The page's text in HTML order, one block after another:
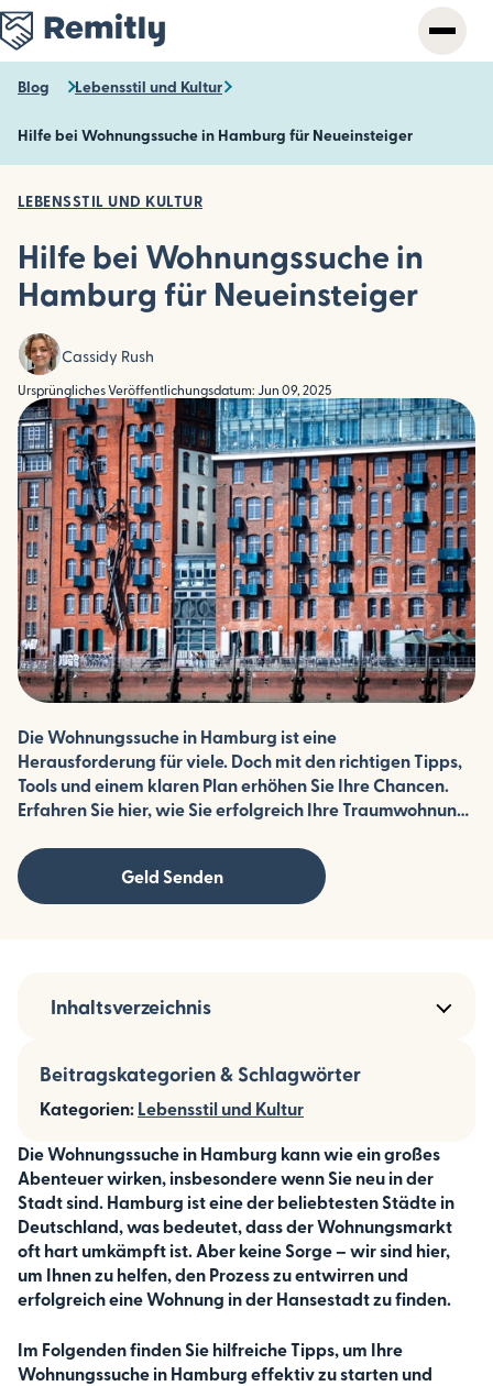
Skip
to
main
content
Blog Lebensstil und Kultur
Hilfe bei Wohnungssuche in Hamburg für Neueinsteiger
LEBENSSTIL UND KULTUR
Hilfe bei Wohnungssuche in
Hamburg für Neueinsteiger
Cassidy Rush
Ursprüngliches Veröffentlichungsdatum: Jun 09, 2025
Die Wohnungssuche in Hamburg ist eine
Herausforderung für viele. Doch mit den richtigen Tipps,
Tools und einem klaren Plan erhöhen Sie Ihre Chancen.
Erfahren Sie hier, wie Sie erfolgreich Ihre Traumwohnung
Geld Senden
Die Wohnungssuche in Hamburg kann wie ein großes
Abenteuer wirken, insbesondere wenn Sie neu in der
Stadt sind. Hamburg ist eine der beliebtesten Städte in
Deutschland, was bedeutet, dass der Wohnungsmarkt
oft hart umkämpft ist. Aber keine Sorge – wir sind hier,
um Ihnen zu helfen, den Prozess zu entwirren und
erfolgreich eine Wohnung in der Hansestadt zu finden.
Im Folgenden finden Sie hilfreiche Tipps, um Ihre
Wohnungssuche in Hamburg effektiv zu starten und
Inhaltsverzeichnis
Beitragskategorien & Schlagwörter
Kategorien: Lebensstil und Kultur